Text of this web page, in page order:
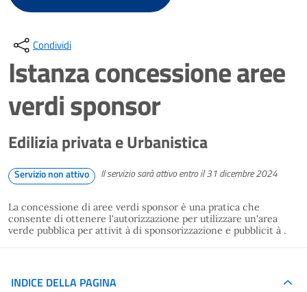
Condividi
Istanza concessione aree
verdi sponsor
Edilizia privata e Urbanistica
Servizio non attivo Il servizio sarà attivo entro il 31 dicembre 2024
La concessione di aree verdi sponsor è una pratica che
consente di ottenere l'autorizzazione per utilizzare un'area
verde pubblica per attivit à di sponsorizzazione e pubblicit à .
INDICE DELLA PAGINA